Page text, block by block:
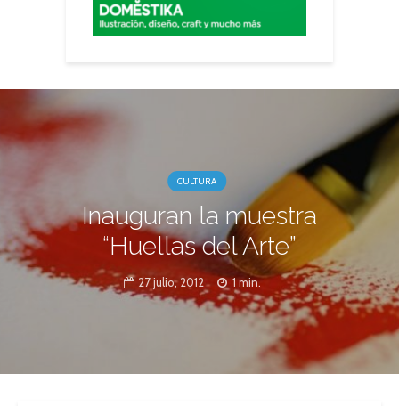
CULTURA
Inauguran la muestra
“Huellas del Arte”
27 julio, 2012 1 min.